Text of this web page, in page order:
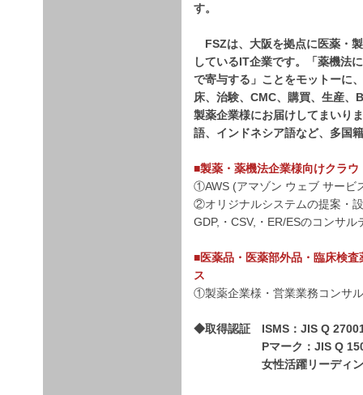
す。
FSZは、大阪を拠点に医薬・
しているIT企業です。「薬機法
で寄与する」ことをモットーに
床、治験、CMC、購買、生産、
製薬企業様にお届けしてまいり
語、インドネシア語など、多国
■製薬・薬機法企業様向けクラウ
①AWS (アマゾン ウェブ サービ
②オリジナルシステムの提案・
GDP,・CSV,・ER/ESのコンサル
■医薬品・医薬部外品・臨床検
ス
①製薬企業様・営業業務コンサ
◆取得認証 ISMS：JIS Q
Pマーク：JIS Q
女性活躍リーディング